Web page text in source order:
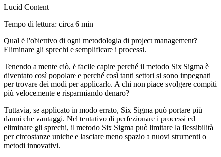
Lucid Content
Tempo di lettura: circa 6 min
Qual è l'obiettivo di ogni metodologia di project management?
Eliminare gli sprechi e semplificare i processi.
Tenendo a mente ciò, è facile capire perché il metodo Six Sigma è
diventato così popolare e perché così tanti settori si sono impegnati
per trovare dei modi per applicarlo. A chi non piace svolgere compiti
più velocemente e risparmiando denaro?
Tuttavia, se applicato in modo errato, Six Sigma può portare più
danni che vantaggi. Nel tentativo di perfezionare i processi ed
eliminare gli sprechi, il metodo Six Sigma può limitare la flessibilità
per circostanze uniche e lasciare meno spazio a nuovi strumenti o
metodi innovativi.